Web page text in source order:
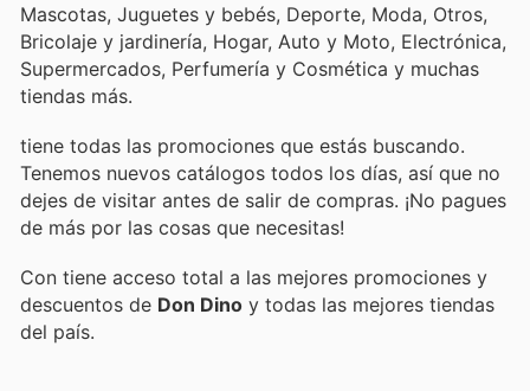
Mascotas, Juguetes y bebés, Deporte, Moda, Otros,
Bricolaje y jardinería, Hogar, Auto y Moto, Electrónica,
Supermercados, Perfumería y Cosmética y muchas
tiendas más.
tiene todas las promociones que estás buscando.
Tenemos nuevos catálogos todos los días, así que no
dejes de visitar antes de salir de compras. ¡No pagues
de más por las cosas que necesitas!
Con tiene acceso total a las mejores promociones y
descuentos de Don Dino y todas las mejores tiendas
del país.